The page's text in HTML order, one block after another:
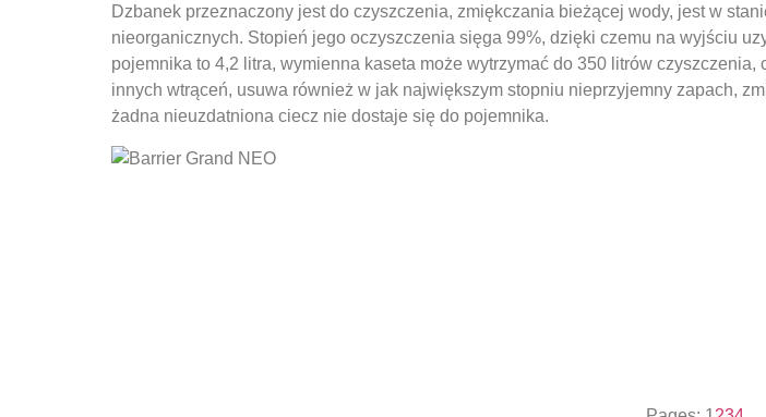
Dzbanek przeznaczony jest do czyszczenia, zmiękczania bieżącej wody, jest w
nieorganicznych. Stopień jego oczyszczenia sięga 99%, dzięki czemu na wyjściu
pojemnika to 4,2 litra, wymienna kaseta może wytrzymać do 350 litrów
innych wtrąceń, usuwa również w jak największym stopniu nieprzyjemny zapach,
żadna nieuzdatniona ciecz nie dostaje się do pojemnika.